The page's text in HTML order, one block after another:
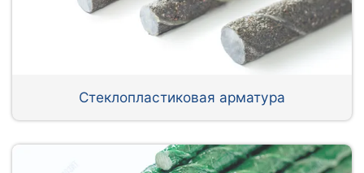
Стеклопластиковая арматура